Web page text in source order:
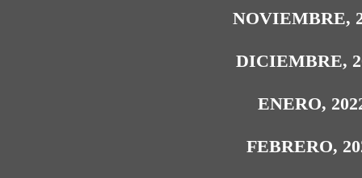
NOVIEMBRE,
DICIEMBRE,
ENERO,
FEBRERO,